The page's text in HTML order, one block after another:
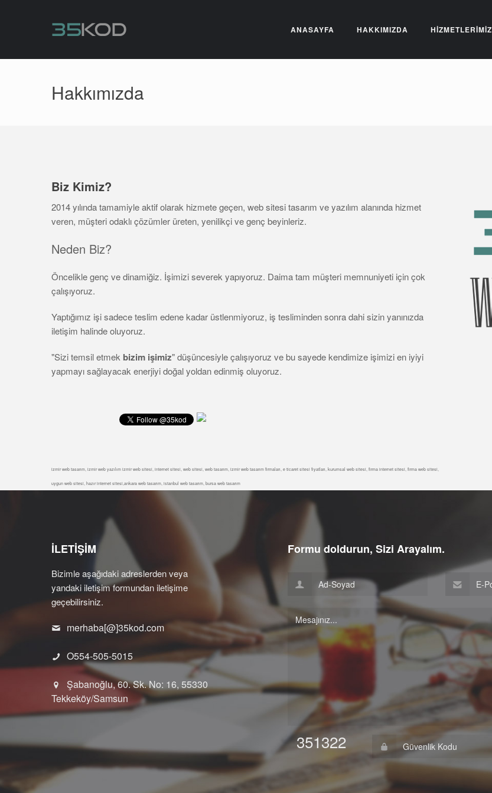
ANASAYFA HAKKIMIZDA HİZMETLERİMİZ
Hakkımızda
Biz Kimiz?
2014 yılında tamamiyle aktif olarak hizmete geçen, web sitesi tasarım ve yazılım alanında hizmet
veren, müşteri odaklı çözümler üreten, yenilikçi ve genç beyinleriz.
Neden Biz?
Öncelikle genç ve dinamiğiz. İşimizi severek yapıyoruz. Daima tam müşteri memnuniyeti için çok
çalışıyoruz.
Yaptığımız işi sadece teslim edene kadar üstlenmiyoruz, iş tesliminden sonra dahi sizin yanınızda
iletişim halinde oluyoruz.
"Sizi temsil etmek bizim işimiz" düşüncesiyle çalışıyoruz ve bu sayede kendimize işimizi en iyiyi
yapmayı sağlayacak enerjiyi doğal yoldan edinmiş oluyoruz.
izmir web tasarım, izmir web yazılım izmir web sitesi, internet sitesi, web sitesi, web tasarım, izmir web tasarım firmaları, e ticaret sitesi fiyatları, kurumsal web sitesi, firma internet sitesi, firma web sitesi,
uygun web sitesi, hazır internet sitesi,ankara web tasarım, istanbul web tasarım, bursa web tasarım
İLETİŞİM
Bizimle aşağıdaki adreslerden veya
yandaki iletişim formundan iletişime
geçebilirsiniz.
merhaba[@]35kod.com
O554-505-5015
Şabanoğlu, 60. Sk. No: 16, 55330
Tekkeköy/Samsun
Formu doldurun, Sizi Arayalım.
351322